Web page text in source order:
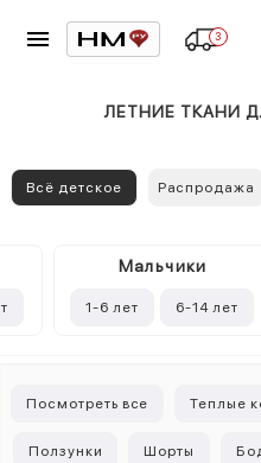
3
ЛЕТНИЕ ТКАНИ
Всё детское Распродажа
Mальчики
1-6 лет 6-14 лет
Посмотреть все Теплые
Ползунки Шорты